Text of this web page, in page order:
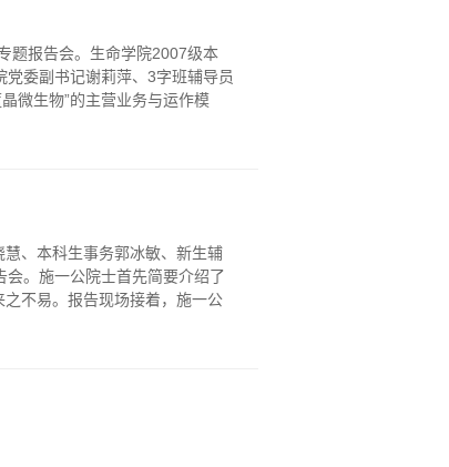
题报告会。生命学院2007级本
委副书记谢莉萍、3字班辅导员
微生物”的主营业务与运作模
、本科生事务郭冰敏、新生辅
。施一公院士首先简要介绍了
不易。报告现场接着，施一公